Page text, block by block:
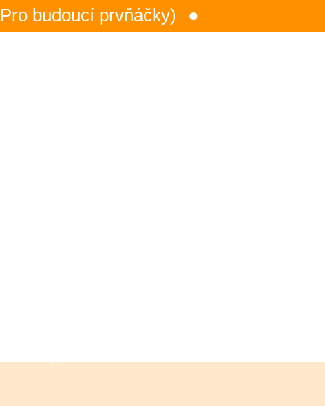
prvňáčky)